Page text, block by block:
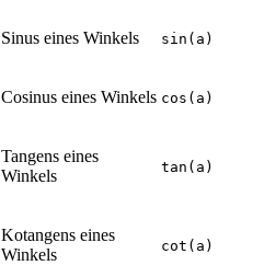
Sinus eines Winkels sin(a)
Cosinus eines Winkels cos(a)
Tangens eines
Winkels
tan(a)
Kotangens eines
Winkels
cot(a)